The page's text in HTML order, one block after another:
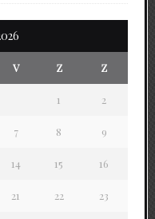
V Z Z
1 2
7 8 9
14 15 16
21 22 23